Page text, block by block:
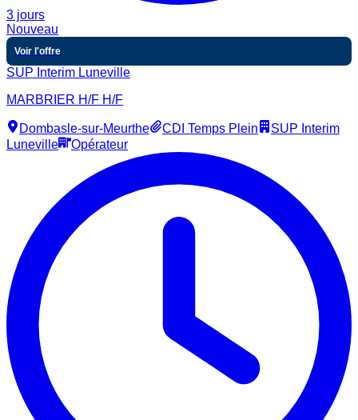
3 jours
Nouveau
Voir l'offre
SUP Interim Luneville
MARBRIER H/F H/F
Dombasle-sur-Meurthe CDI Temps Plein
SUP Interim
Luneville
Opérateur